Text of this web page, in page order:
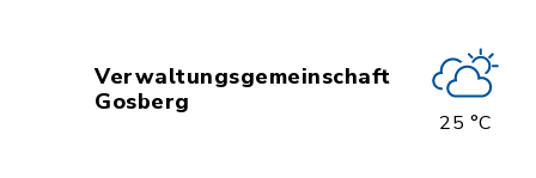
Verwaltungsgemeinschaft
Gosberg
25 °C